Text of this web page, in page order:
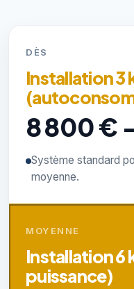
DÈS
Installation 3
8 800 €
Système standard
moyenne.
MOYENNE
Installation 6
puissance)